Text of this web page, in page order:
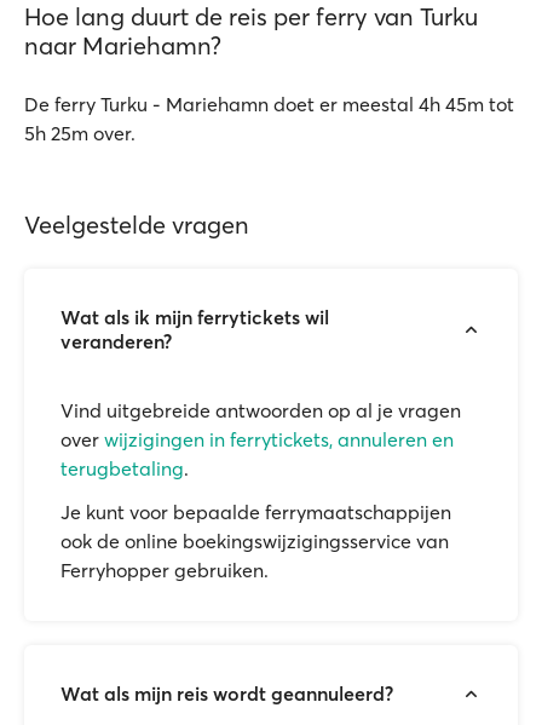
Hoe lang duurt de reis per ferry van Turku
naar Mariehamn?
De ferry Turku - Mariehamn doet er meestal 4h 45m tot
5h 25m over.
Veelgestelde vragen
Wat als ik mijn ferrytickets wil
veranderen?
Vind uitgebreide antwoorden op al je vragen
over wijzigingen in ferrytickets, annuleren en
terugbetaling.
Je kunt voor bepaalde ferrymaatschappijen
ook de online boekingswijzigingsservice van
Ferryhopper gebruiken.
Wat als mijn reis wordt geannuleerd?